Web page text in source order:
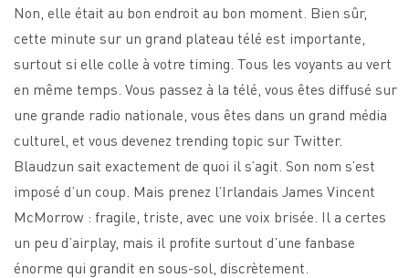
Non, elle était au bon endroit au bon moment. Bien sûr,
cette minute sur un grand plateau télé est importante,
surtout si elle colle à votre timing. Tous les voyants au vert
en même temps. Vous passez à la télé, vous êtes diffusé sur
une grande radio nationale, vous êtes dans un grand média
culturel, et vous devenez trending topic sur Twitter.
Blaudzun sait exactement de quoi il s’agit. Son nom s’est
imposé d’un coup. Mais prenez l’Irlandais James Vincent
McMorrow : fragile, triste, avec une voix brisée. Il a certes
un peu d’airplay, mais il profite surtout d’une fanbase
énorme qui grandit en sous-sol, discrètement.